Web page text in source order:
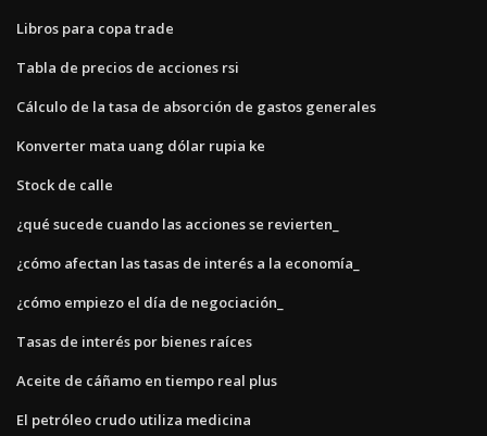
Libros para copa trade
Tabla de precios de acciones rsi
Cálculo de la tasa de absorción de gastos generales
Konverter mata uang dólar rupia ke
Stock de calle
¿qué sucede cuando las acciones se revierten_
¿cómo afectan las tasas de interés a la economía_
¿cómo empiezo el día de negociación_
Tasas de interés por bienes raíces
Aceite de cáñamo en tiempo real plus
El petróleo crudo utiliza medicina